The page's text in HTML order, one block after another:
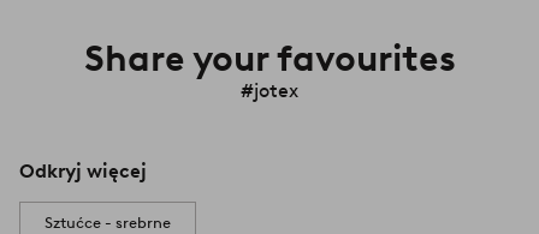
Share your favourites
#jotex
Odkryj więcej
Sztućce - srebrne